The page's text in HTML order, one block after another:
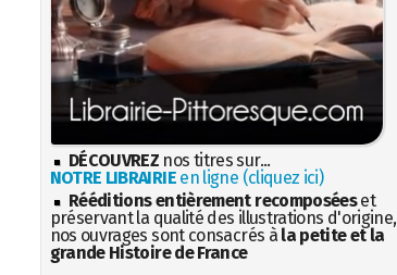
DÉCOUVREZ nos titres sur...
NOTRE LIBRAIRIEen ligne (cliquez ici)
Rééditions entièrement recomposéeset
préservant la qualité des illustrations d'origine,
nos ouvrages sont consacrés à la petite et la
grande Histoire de France